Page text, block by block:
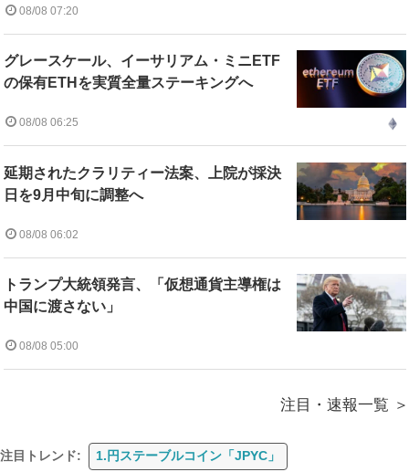
08/08 07:20
グレースケール、イーサリアム・ミニETF
の保有ETHを実質全量ステーキングへ
08/08 06:25
延期されたクラリティー法案、上院が採決
日を9月中旬に調整へ
08/08 06:02
トランプ大統領発言、「仮想通貨主導権は
中国に渡さない」
08/08 05:00
注目・速報一覧
注目トレンド: 1.円ステーブルコイン「JPYC」